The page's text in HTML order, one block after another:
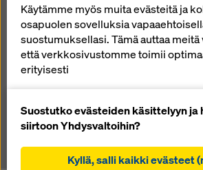
estelmän.
01.03.2016 |
Download: Press release
Käytämme myös muita evästeitä ja
osapuolen sovelluksia
suostumuksellasi. Tämä auttaa meitä
että verkkosivustomme toimii
erityisesti
toiminnallisuutta (toiminnalliset
evästeet),
verkkokauppaa käytettäessä
Suostutko evästeiden käsittelyyn
siirtoon Yhdysvaltoihin?
Kyllä, salli kaikki evästeet